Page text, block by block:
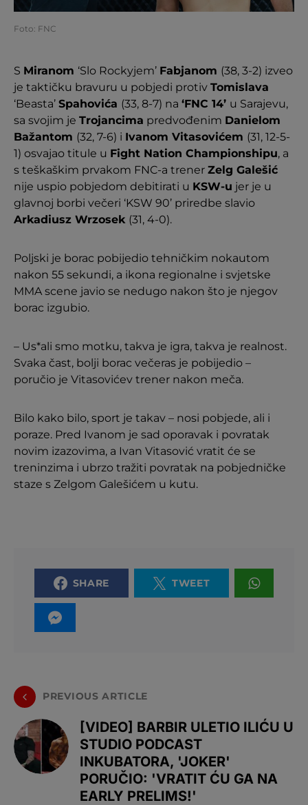
Foto: FNC
S Miranom ‘Slo Rockyjem’ Fabjanom (38, 3-2) izveo
je taktičku bravuru u pobjedi protiv Tomislava
‘Beasta’ Spahovića (33, 8-7) na ‘FNC 14’ u Sarajevu,
sa svojim je Trojancima predvođenim Danielom
Bažantom (32, 7-6) i Ivanom Vitasovićem (31, 12-5-
1) osvajao titule u Fight Nation Championshipu, a
s teškaškim prvakom FNC-a trener Zelg Galešić
nije uspio pobjedom debitirati u KSW-u jer je u
glavnoj borbi večeri ‘KSW 90’ priredbe slavio
Arkadiusz Wrzosek (31, 4-0).
Poljski je borac pobijedio tehničkim nokautom
nakon 55 sekundi, a ikona regionalne i svjetske
MMA scene javio se nedugo nakon što je njegov
borac izgubio.
– Us*ali smo motku, takva je igra, takva je realnost.
Svaka čast, bolji borac večeras je pobijedio –
poručio je Vitasovićev trener nakon meča.
Bilo kako bilo, sport je takav – nosi pobjede, ali i
poraze. Pred Ivanom je sad oporavak i povratak
novim izazovima, a Ivan Vitasović vratit će se
treninzima i ubrzo tražiti povratak na pobjedničke
staze s Zelgom Galešićem u kutu.
SHARE TWEET
PREVIOUS ARTICLE
[VIDEO] BARBIR ULETIO ILIĆU U
STUDIO PODCAST
INKUBATORA, 'JOKER'
PORUČIO: 'VRATIT ĆU GA NA
EARLY PRELIMS!'